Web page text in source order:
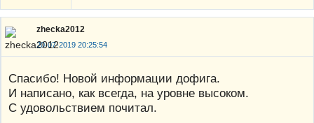
zhecka2012
20-07-2019 20:25:54
Спасибо! Новой информации дофига.
И написано, как всегда, на уровне высоком.
С удовольствием почитал.